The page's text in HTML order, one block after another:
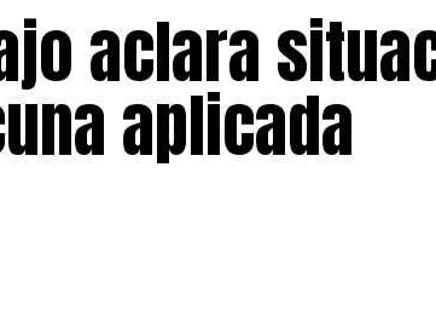
aclara
aplicada